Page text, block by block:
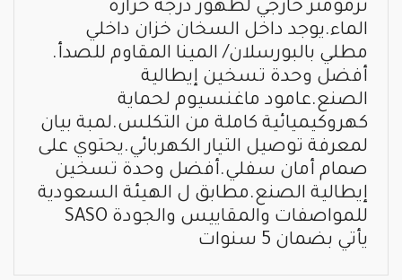
ثرمومتر خارجي لظهور درجة حرارة
الماء.يوجد داخل السخان خزان داخلي
مطلي بالبورسلان/ المينا المقاوم للصدأ.
أفضل وحدة تسخين إيطالية
الصنع.عامود ماغنسيوم لحماية
كهروكيميائية كاملة من التكلس.لمبة بيان
لمعرفة توصيل التيار الكهربائي.يحتوي على
صمام أمان سفلي.أفضل وحدة تسخين
إيطالية الصنع.مطابق ل الهيئة السعودية
للمواصفات والمقاييس والجودة SASO
يأتي بضمان 5 سنوات